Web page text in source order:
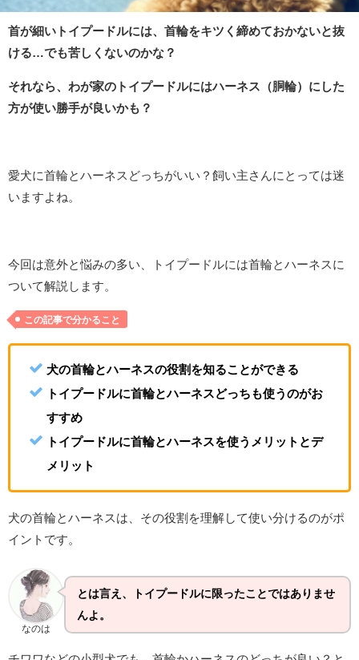
首が細いトイプードルには、首輪をキツく締めておかないと抜
ける…でも苦しくないのかな？
それなら、わが家のトイプードルにはハーネス（胴輪）にした
方が使い勝手が良いかも？
愛犬に首輪とハーネスどっちがいい？飼い主さんにとっては迷
いますよね。
今回は意外と悩みの多い、トイプードルには首輪とハーネスに
ついて解説します。
この記事で分かること
犬の首輪とハーネスの役割を知ることができる
トイプードルに首輪とハーネスどっちも使うのがお
すすめ
トイプードルに首輪とハーネスを使うメリットとデ
メリット
犬の首輪とハーネスは、その役割を理解して使い分けるのがポ
イントです。
なのは
とは言え、トイプードルに限ったことではありませ
んよ。